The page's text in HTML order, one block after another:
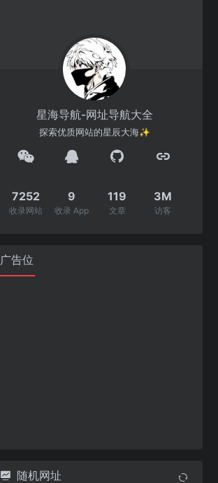
星海导航-网址导航大全
探索优质网站的星辰大海✨
7252
收录网站
9
收录 App
119
文章
3M
访客
广告位
随机网址